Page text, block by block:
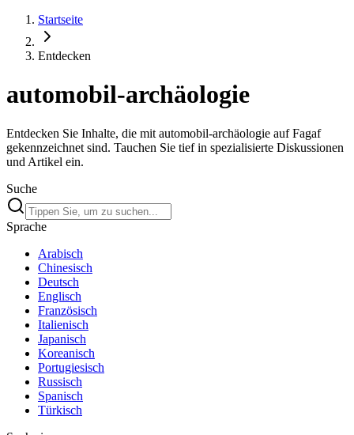
Startseite
Entdecken
automobil-archäologie
Entdecken Sie Inhalte, die mit automobil-archäologie auf Fagaf
gekennzeichnet sind. Tauchen Sie tief in spezialisierte Diskussionen
und Artikel ein.
Suche
Sprache
Arabisch
Chinesisch
Deutsch
Englisch
Französisch
Italienisch
Japanisch
Koreanisch
Portugiesisch
Russisch
Spanisch
Türkisch